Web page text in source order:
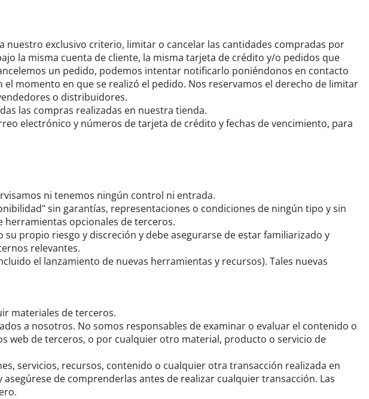
nuestro exclusivo criterio, limitar o cancelar las cantidades compradas por
la misma cuenta de cliente, la misma tarjeta de crédito y/o pedidos que
un pedido, podemos intentar notificarlo poniéndonos en contacto
momento en que se realizó el pedido. Nos reservamos el derecho de limitar
o distribuidores.
las compras realizadas en nuestra tienda.
electrónico y números de tarjeta de crédito y fechas de vencimiento, para
ni tenemos ningún control ni entrada.
sin garantías, representaciones o condiciones de ningún tipo y sin
opcionales de terceros.
propio riesgo y discreción y debe asegurarse de estar familiarizado y
relevantes.
el lanzamiento de nuevas herramientas y recursos). Tales nuevas
materiales de terceros.
a nosotros. No somos responsables de examinar o evaluar el contenido o
web de terceros, o por cualquier otro material, producto o servicio de
servicios, recursos, contenido o cualquier otra transacción realizada en
de comprenderlas antes de realizar cualquier transacción. Las